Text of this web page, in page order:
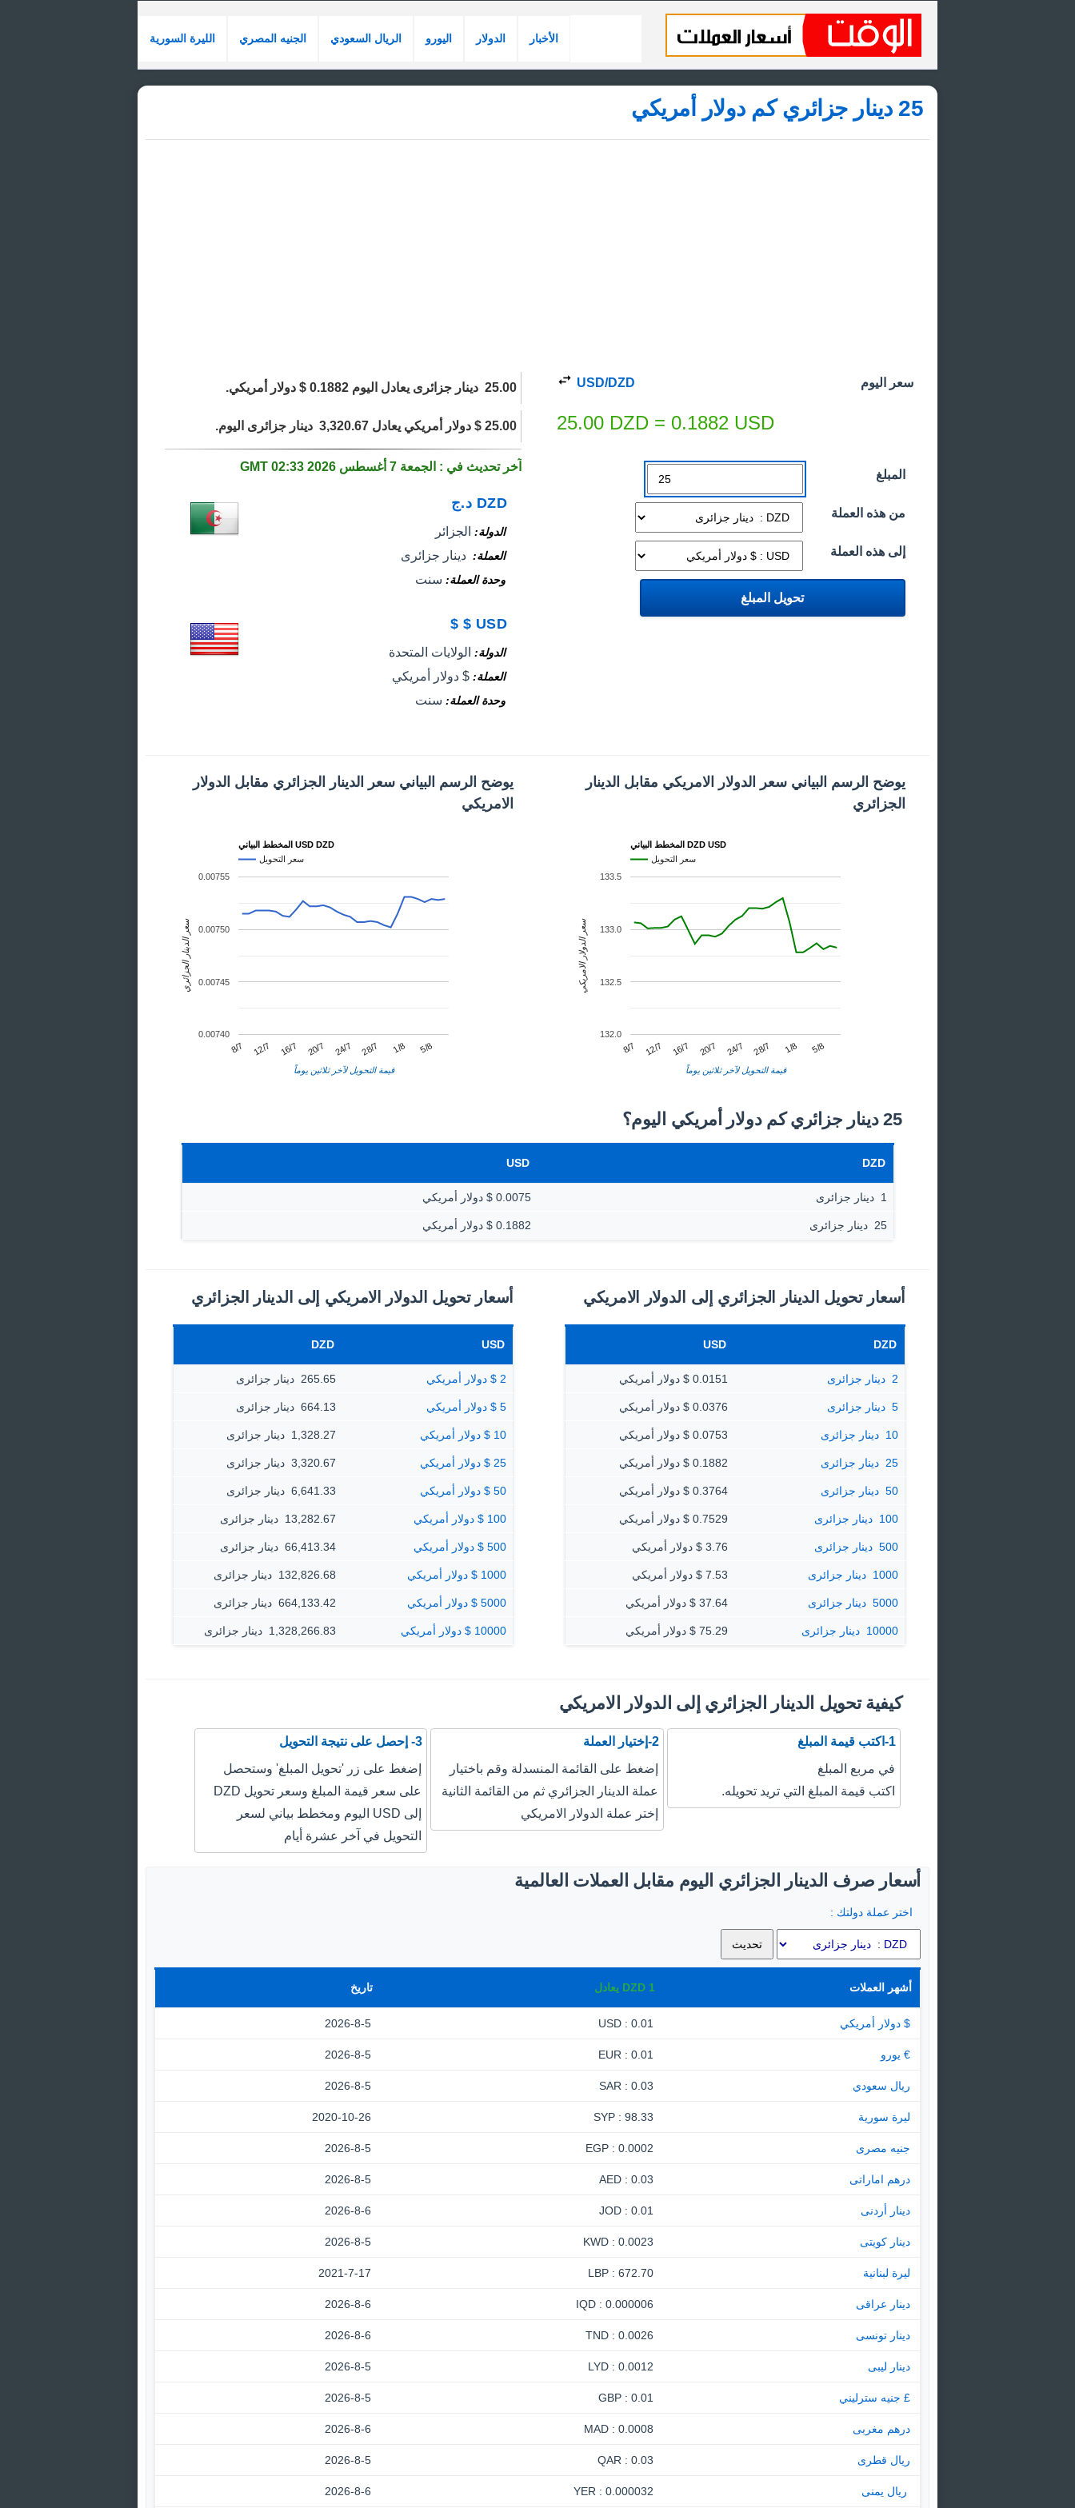
الليرة السورية الجنيه المصري الريال السعودي اليورو الدولار الأخبار
25 دينار جزائري كم دولار أمريكي
سعر اليوم USD/DZD
25.00 DZD = 0.1882 USD
المبلغ
من هذه العملة
إلى هذه العملة
25.00 ‏ دينار جزائرى يعادل اليوم 0.1882 $ دولار أمريكي.
25.00 $ دولار أمريكي يعادل 3,320.67 ‏ دينار جزائرى اليوم.
آخر تحديث في : الجمعة 7 أغسطس 2026 02:33 GMT
DZD د.ج
الدولة الجزائر
العملة ‏ دينار جزائرى
وحدة العملة سنت
USD
$
$
الدولة الولايات المتحدة
العملة $ دولار أمريكي
وحدة العملة سنت
يوضح الرسم البياني سعر الدولار الامريكي مقابل الدينار
الجزائري
المخطط البياني DZD USD
سعر التحويل
8/7 12/7 16/7 20/7 24/7 28/7 1/8 5/8
132.0
132.5
133.0
133.5
قيمة التحويل لآخر ثلاثين يوماً
سعر الدولار الامريكي
يوضح الرسم البياني سعر الدينار الجزائري مقابل الدولار
الامريكي
المخطط البياني USD DZD
سعر التحويل
8/7 12/7 16/7 20/7 24/7 28/7 1/8 5/8
0.00740
0.00745
0.00750
0.00755
قيمة التحويل لآخر ثلاثين يوماً
سعر الدينار الجزائري
25 دينار جزائري كم دولار أمريكي اليوم؟
DZD
USD
1 ‏ دينار جزائرى 0.0075 $ دولار أمريكي
25 ‏ دينار جزائرى 0.1882 $ دولار أمريكي
أسعار تحويل الدينار الجزائري إلى الدولار الامريكي
DZD
USD
2 ‏ دينار جزائرى 0.0151 $ دولار أمريكي
5 ‏ دينار جزائرى 0.0376 $ دولار أمريكي
10 ‏ دينار جزائرى 0.0753 $ دولار أمريكي
25 ‏ دينار جزائرى 0.1882 $ دولار أمريكي
50 ‏ دينار جزائرى 0.3764 $ دولار أمريكي
100 ‏ دينار جزائرى 0.7529 $ دولار أمريكي
500 ‏ دينار جزائرى 3.76 $ دولار أمريكي
1000 ‏ دينار جزائرى 7.53 $ دولار أمريكي
5000 ‏ دينار جزائرى 37.64 $ دولار أمريكي
10000 ‏ دينار جزائرى 75.29 $ دولار أمريكي
أسعار تحويل الدولار الامريكي إلى الدينار الجزائري
USD
DZD
2 $ دولار أمريكي 265.65 ‏ دينار جزائرى
5 $ دولار أمريكي 664.13 ‏ دينار جزائرى
10 $ دولار أمريكي 1,328.27 ‏ دينار جزائرى
25 $ دولار أمريكي 3,320.67 ‏ دينار جزائرى
50 $ دولار أمريكي 6,641.33 ‏ دينار جزائرى
100 $ دولار أمريكي 13,282.67 ‏ دينار جزائرى
500 $ دولار أمريكي 66,413.34 ‏ دينار جزائرى
1000 $ دولار أمريكي 132,826.68 ‏ دينار جزائرى
5000 $ دولار أمريكي 664,133.42 ‏ دينار جزائرى
10000 $ دولار أمريكي 1,328,266.83 ‏ دينار جزائرى
كيفية تحويل الدينار الجزائري إلى الدولار الامريكي
1-اكتب قيمة المبلغ
في مربع المبلغ
اكتب قيمة المبلغ التي تريد تحويله.
2-إختيار العملة
إضغط على القائمة المنسدلة وقم باختيار
عملة الدينار الجزائري ثم من القائمة الثانية
إختر عملة الدولار الامريكي
3- إحصل على نتيجة التحويل
إضغط على زر 'تحويل المبلغ' وستحصل
على سعر قيمة المبلغ وسعر تحويل DZD
إلى USD اليوم ومخطط بياني لسعر
التحويل في آخر عشرة أيام
أسعار صرف الدينار الجزائري اليوم مقابل العملات العالمية
اختر عملة دولتك :
أشهر العملات 1
DZD يعادل تاريخ
$ دولار أمريكي 0.01 : USD
2026-8-5
€ يورو 0.01 : EUR
2026-8-5
ريال سعودي 0.03 : SAR
2026-8-5
ليرة سورية 98.33 : SYP
2020-10-26
جنيه مصرى 0.0002 : EGP
2026-8-5
درهم اماراتى 0.03 : AED
2026-8-5
دينار أردنى 0.01 : JOD
2026-8-6
دينار كويتى 0.0023 : KWD
2026-8-5
ليرة لبنانية 672.70 : LBP
2021-7-17
دينار عراقى 0.000006 : IQD
2026-8-6
دينار تونسى 0.0026 : TND
2026-8-6
دينار ليبى 0.0012 : LYD
2026-8-5
£ جنيه سترليني 0.01 : GBP
2026-8-5
درهم مغربى 0.0008 : MAD
2026-8-6
ريال قطرى 0.03 : QAR
2026-8-5
‏ ريال يمنى 0.000032 : YER
2026-8-6